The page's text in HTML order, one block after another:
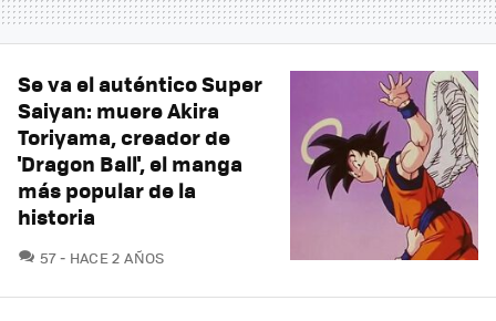
Se va el auténtico Super
Saiyan: muere Akira
Toriyama, creador de
'Dragon Ball', el manga
más popular de la
historia
57COMENTARIOS
HACE 2 AÑOS